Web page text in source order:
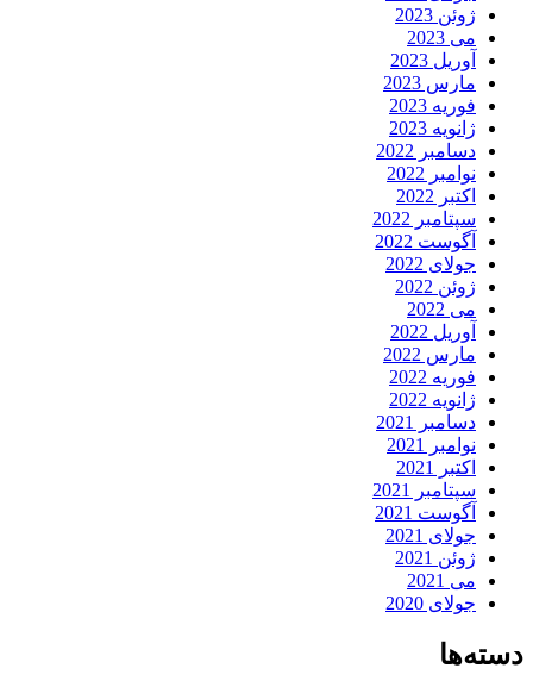
ژوئن 2023
می 2023
آوریل 2023
مارس 2023
فوریه 2023
ژانویه 2023
دسامبر 2022
نوامبر 2022
اکتبر 2022
سپتامبر 2022
آگوست 2022
جولای 2022
ژوئن 2022
می 2022
آوریل 2022
مارس 2022
فوریه 2022
ژانویه 2022
دسامبر 2021
نوامبر 2021
اکتبر 2021
سپتامبر 2021
آگوست 2021
جولای 2021
ژوئن 2021
می 2021
جولای 2020
دسته‌ها